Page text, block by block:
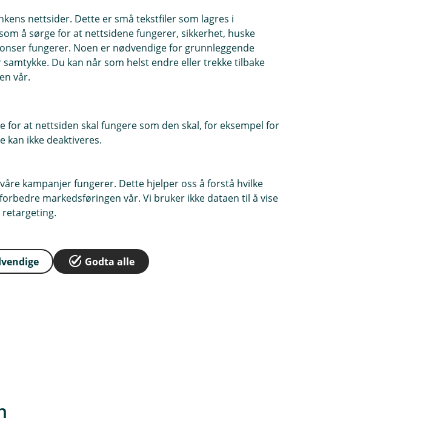
kom klart
enn ventet.
33 % fra året
Amerika.
en sterk
i AI-
i andre
mens
samtidig aksjen
fondet
mot slutten av
nettsider. Dette er små tekstfiler som lagres i
å sørge for at nettsidene fungerer, sikkerhet, huske
fungerer. Noen er nødvendige for grunnleggende
Du kan når som helst endre eller trekke tilbake
vår.
for at nettsiden skal fungere som den skal, for eksempel for
kan ikke deaktiveres.
kampanjer fungerer. Dette hjelper oss å forstå hvilke
markedsføringen vår. Vi bruker ikke dataen til å vise
Godta alle